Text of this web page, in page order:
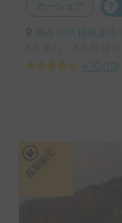
カーシェア
神奈川県相模原
4.70